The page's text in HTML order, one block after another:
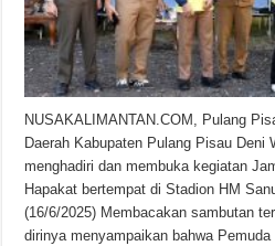
NUSAKALIMANTAN.COM, Pulang
Daerah Kabupaten Pulang Pisau Deni
menghadiri dan membuka kegiatan
Hapakat bertempat di Stadion HM
(16/6/2025) Membacakan sambutan
dirinya menyampaikan bahwa